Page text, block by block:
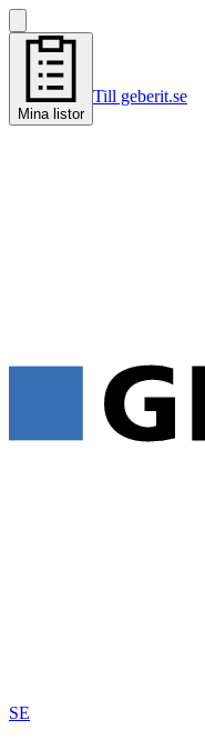
Mina listor
Till geberit.se
SE